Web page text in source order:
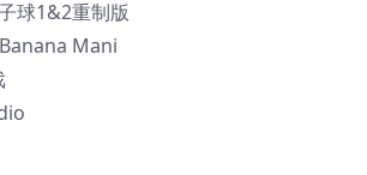
球1&2重制版
Mani